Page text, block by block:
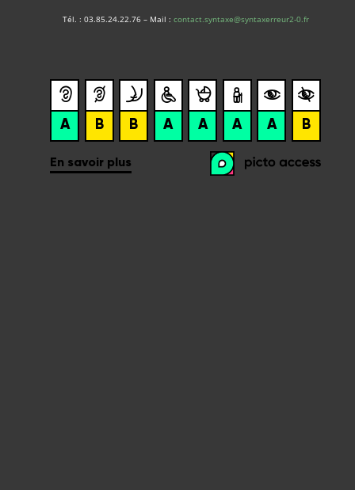
Tél. : 03.85.24.22.76 – Mail : contact.syntaxe@syntaxerreur2-0.fr